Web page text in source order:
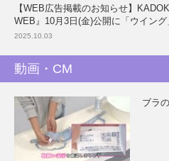
【WEB広告掲載のお知らせ】
WEB』10月3日(金)公開に「ウイン
2025.10.03
動画・CM
ブラ